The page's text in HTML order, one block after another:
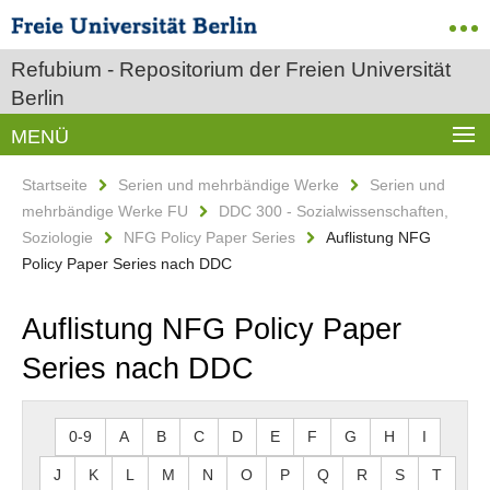
Refubium - Repositorium der Freien Universität
Berlin
MENÜ
Startseite Serien und mehrbändige Werke
Serien und
mehrbändige Werke FU
DDC 300 - Sozialwissenschaften,
Soziologie
NFG Policy Paper Series
Auflistung NFG
Policy Paper Series nach DDC
Auflistung NFG Policy Paper
Series nach DDC
0-9 A B C D E F G H I
J K L M N O P Q R S T